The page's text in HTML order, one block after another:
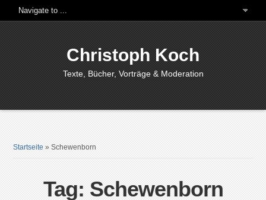
Christoph Koch
Texte, Bücher, Vorträge & Moderation
Startseite »Schewenborn
Tag: Schewenborn